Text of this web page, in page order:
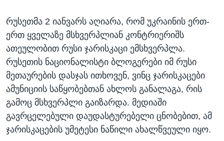
რუსეთმა 2 იანვარს აღიარა, რომ უკრაინის ერთ-
ერთ ყველაზე მსხვერპლიან კონტრიერიშს
ათეულობით რუსი ჯარისკაცი ემსხვერპლა.
რუსეთის ნაციონალისტი ბლოგერები იმ რუსი
მეთაურების დასჯას ითხოვენ, ვინც ჯარისკაცები
ამუნიციის საწყობებთან ახლოს განალაგა, რის
გამოც მსხვერპლი გაიზარდა. მედიაში
გავრცელებული დაუდასტურებელი ცნობებით, ამ
ჯარისკაცების უმეტესი ნაწილი ახალწვეული იყო.